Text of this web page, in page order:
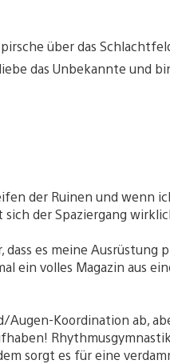
über das
das Unbekannte und
der Ruinen und wenn
der Spaziergang
dass es meine
ein volles Magazin aus
Augen-Koordination ab,
sorgt es für eine